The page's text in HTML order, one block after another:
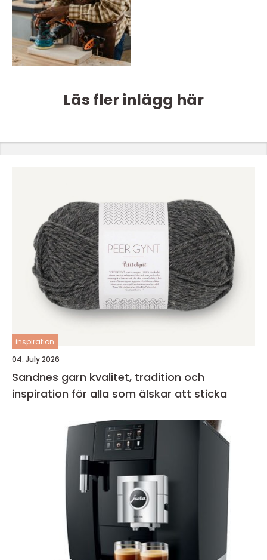
Läs fler inlägg här
inspiration
04. July 2026
Sandnes garn kvalitet, tradition och
inspiration för alla som älskar att sticka